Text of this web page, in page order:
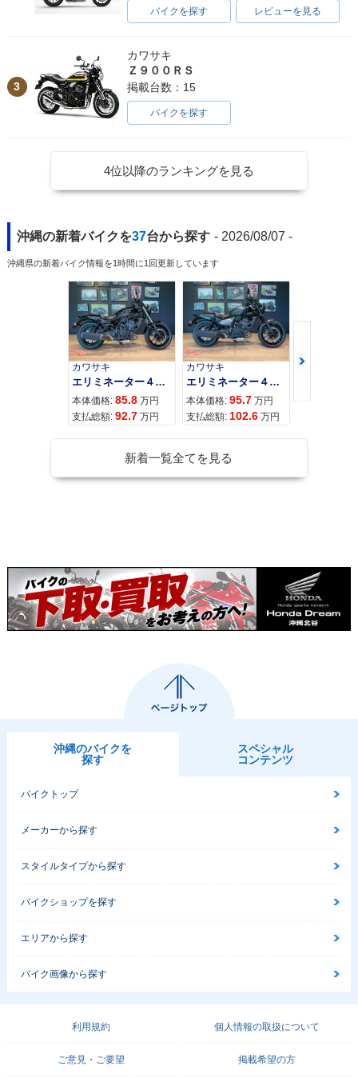
バイクを探す レビューを見る
3
カワサキ
Ｚ９００ＲＳ
掲載台数：15
バイクを探す
4位以降のランキングを見る
沖縄の新着バイクを37台から探す - 2026/08/07 -
沖縄県の新着バイク情報を1時間に1回更新しています
カワサキ
エリミネーター４００
本体価格: 85.8 万円
支払総額: 92.7 万円
カワサキ
エリミネーター４００ＳＥ
本体価格: 95.7 万円
支払総額: 102.6 万円
カワサキ
本体価格:
新着一覧全てを見る
沖縄のバイクを
探す
スペシャル
コンテンツ
バイクトップ
メーカーから探す
スタイルタイプから探す
バイクショップを探す
エリアから探す
バイク画像から探す
利用規約 個人情報の取扱について
ご意見・ご要望 掲載希望の方